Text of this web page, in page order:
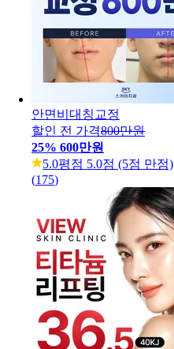
안면비대칭교정
할인 전 가격800만원
25% 600만원
5.0평점 5.0점 (5점 만점)
(175)